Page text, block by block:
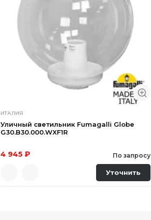
ИТАЛИЯ
Уличный светильник Fumagalli Globe
G30.B30.000.WXF1R
4 945 ₽ По запросу
Уточнить